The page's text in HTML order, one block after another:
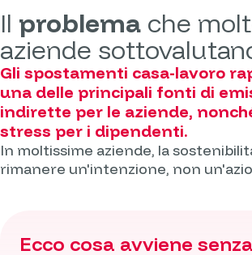
Il problema che
aziende
Gli spostamenti casa-lavoro
una delle principali fonti di
indirette per le aziende,
stress per i dipendenti.
In moltissime aziende, la
rimanere un'intenzione, non
Ecco cosa avviene